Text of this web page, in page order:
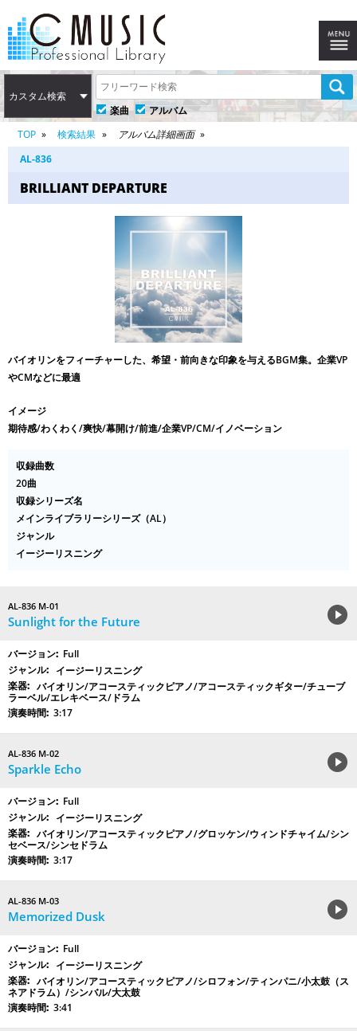
カスタム検索
楽曲
アルバム
TOP
検索結果
アルバム詳細画面
AL-836
BRILLIANT DEPARTURE
バイオリンをフィーチャーした、希望・前向きな印象を与えるBGM集。企業VP
やCMなどに最適
イメージ
期待感/わくわく/爽快/幕開け/前進/企業VP/CM/イノベーション
収録曲数
20曲
収録シリーズ名
メインライブラリーシリーズ（AL）
ジャンル
イージーリスニング
AL-836 M-01
Sunlight for the Future
Full
イージーリスニング
バイオリン/アコースティックピアノ/アコースティックギター/チューブ
ラーベル/エレキベース/ドラム
3:17
AL-836 M-02
Sparkle Echo
Full
イージーリスニング
バイオリン/アコースティックピアノ/グロッケン/ウィンドチャイム/シン
セベース/シンセドラム
3:17
AL-836 M-03
Memorized Dusk
Full
イージーリスニング
バイオリン/アコースティックピアノ/シロフォン/ティンパニ/小太鼓（ス
ネアドラム）/シンバル/大太鼓
3:41